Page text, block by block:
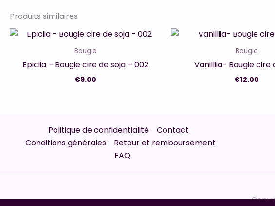
Produits similaires
Bougie
Epiciia – Bougie cire de soja – 002
€9.00
Bougie
Vanilliia- Bougie cire
€12.00
Politique de confidentialité
Contact
Conditions générales
Retour et remboursement
FAQ